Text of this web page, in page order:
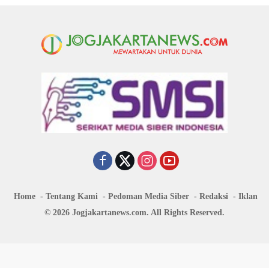
Home Tentang Kami Pedoman Media Siber Redaksi
Iklan
© 2026 Jogjakartanews.com. All Rights Reserved.